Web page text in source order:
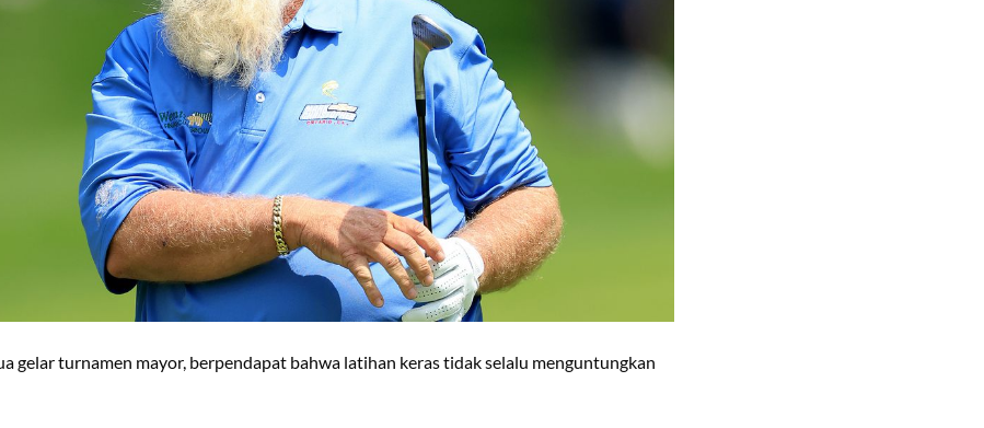
gelar turnamen mayor, berpendapat bahwa latihan keras tidak selalu menguntungkan